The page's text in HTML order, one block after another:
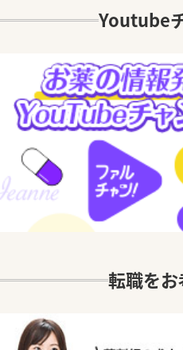
Youtube
転職を